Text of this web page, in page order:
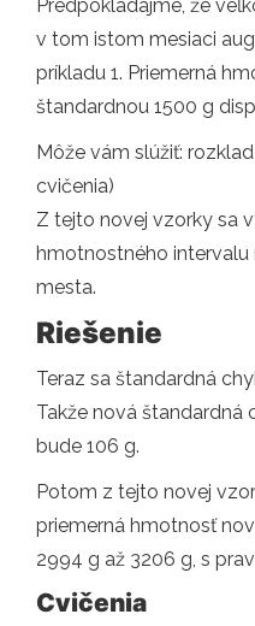
Predpokladajme, že
v tom istom mesiaci
príkladu 1. Priemerná
štandardnou 1500 g
Môže vám slúžiť:
cvičenia)
Z tejto novej vzorky sa
hmotnostného
mesta.
Riešenie
Teraz sa štandardná
Takže nová štandardná
bude 106 g.
Potom z tejto novej
priemerná hmotnosť
2994 g až 3206 g, s
Cvičenia